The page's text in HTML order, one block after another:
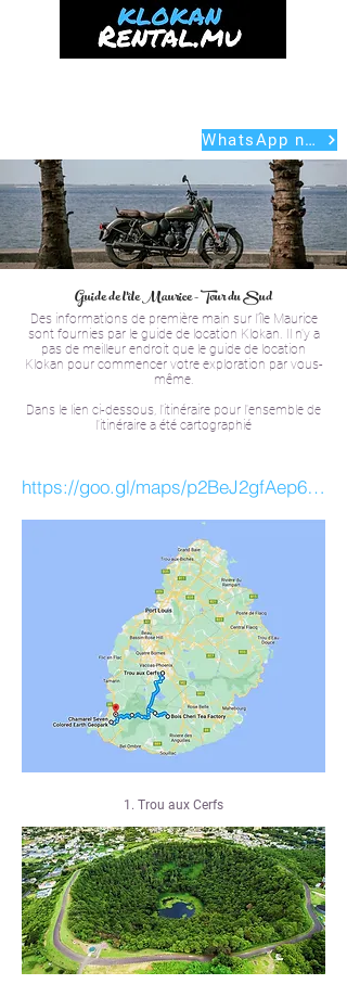
WhatsApp nous
Guide de l'île Maurice - Tour du Sud
Des informations de première main sur l'île Maurice
sont fournies par le guide de location Klokan. Il n'y a
pas de meilleur endroit que le guide de location
Klokan pour commencer votre exploration par vous-
même.
Dans le lien ci-dessous, l'itinéraire pour l'ensemble de
l'itinéraire a été cartographié
https://goo.gl/maps/p2BeJ2gfAep6wt899
1. Trou aux Cerfs